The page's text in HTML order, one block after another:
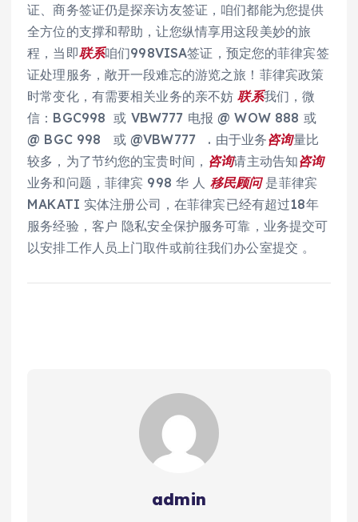
证、商务签证仍是探亲访友签证，咱们都能为您提供
全方位的支撑和帮助，让您纵情享用这段美妙的旅
程，当即联系咱们998VISA签证，预定您的菲律宾签
证处理服务，敞开一段难忘的游览之旅！菲律宾政策
时常变化，有需要相关业务的亲不妨联系我们，微
信：BGC998 或 VBW777 电报 @ WOW 888 或
@ BGC 998 或 @VBW777 . 由于业务咨询量比
较多，为了节约您的宝贵时间， 咨询请主动告知咨询
业务和问题，菲律宾 998 华 人 移民顾问是菲律宾
MAKATI 实体注册公司，在菲律宾已经有超过18年
服务经验，客户 隐私安全保护服务可靠，业务提交可
以安排工作人员上门取件或前往我们办公室提交 。
admin